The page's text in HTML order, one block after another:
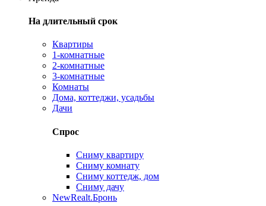
На длительный срок
Квартиры
1-комнатные
2-комнатные
3-комнатные
Комнаты
Дома, коттеджи, усадьбы
Дачи
Спрос
Сниму квартиру
Сниму комнату
Сниму коттедж, дом
Сниму дачу
NewRealt.Бронь